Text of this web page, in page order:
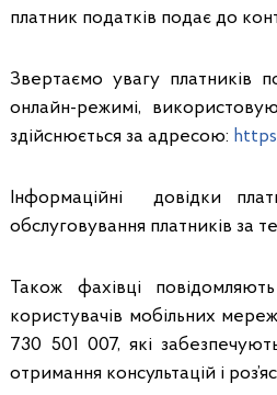
платник податків подає до
Звертаємо увагу платників
онлайн-режимі,
здійснюється за адресою:
Інформаційні довідки
обслуговування платників за
Також фахівці
користувачів мобільних
730 501 007, які
отримання консультацій і